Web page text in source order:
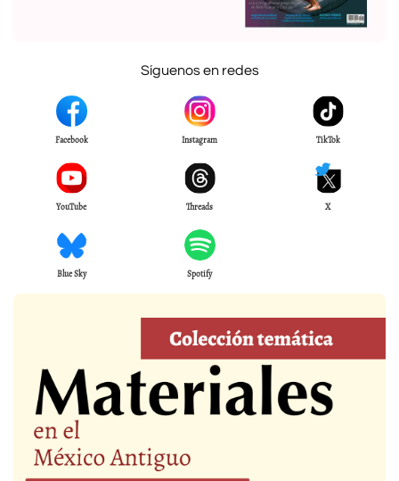
Síguenos en redes
Facebook Instagram TikTok
YouTube Threads X
Blue Sky Spotify